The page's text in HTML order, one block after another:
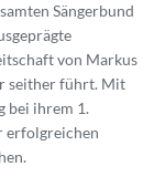
Sängerbund
von Markus
seither führt. Mit
bei ihrem 1.
erfolgreichen